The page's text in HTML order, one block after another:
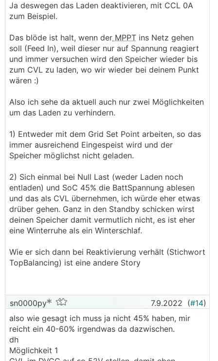
Die Spannung kannst du in Ruhe lassen, einfach
minSoC auf 45%, dann wird dein Akku nicht
ein anderer SOC Wert.
───────────────
Meinst du "Remote Panel - Einstellungen - ESS -
Dann wird ja erst auf 100% geladen was er ja
nicht will...
Ja deswegen das Laden deaktivieren, mit CCL 0A
zum Beispiel.
Das blöde ist halt, wenn der MPPT ins Netz gehen
soll (Feed In), weil dieser nur auf Spannung reagiert
und immer versuchen wird den Speicher wieder bis
zum CVL zu laden, wo wir wieder bei deinem Punkt
wären :)
Also ich sehe da aktuell auch nur zwei Möglichkeiten
um das Laden zu verhindern.
1) Entweder mit dem Grid Set Point arbeiten, so das
immer ausreichend Eingespeist wird und der
Speicher möglichst nicht geladen.
2) Sich einmal bei Null Last (weder Laden noch
entladen) und SoC 45% die BattSpannung ablesen
und das als CVL übernehmen, ich würde eher etwas
drüber gehen. Ganz in den Standby schicken wirst
deinen Speicher damit vermutlich nicht, es ist eher
eine Winterruhe als ein Winterschlaf.
Wie er sich dann bei Reaktivierung verhält (Stichwort
TopBalancing) ist eine andere Story
sn0000py 7.9.2022 (#14)
also wie gesagt ich muss ja nicht 45% haben, mir
reicht ein 40-60% irgendwas da dazwischen.
dh
Möglichkeit 1